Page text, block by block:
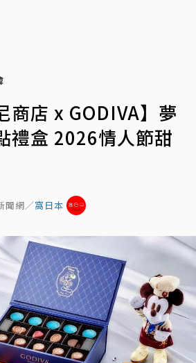
商店 x GODIVA】夢
禮盒 2026情人節甜
聞網／窩日本